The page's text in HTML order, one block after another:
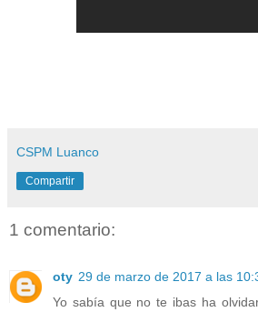
CSPM Luanco
Compartir
1 comentario:
oty 29 de marzo de 2017 a las
Yo sabía que no te ibas ha